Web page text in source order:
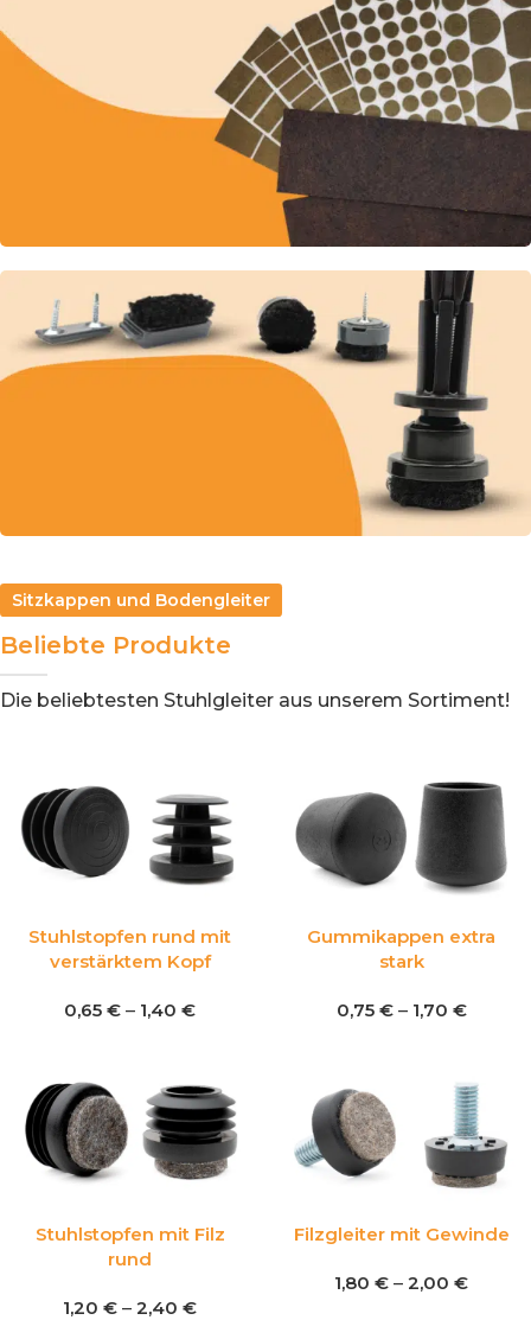
Zerkratzen Sie nie wieder Ihren
Wählen Sie einen Bodenschutz, der
wirklich funktioniert!
Um Ihnen die Wahl zu erleichtern
Selbstklebende Filze
Selbstklebende Filze
Scratchnomore
Der beste Schutz
Sitzkappen und Bodengleiter
Beliebte Produkte
Die beliebtesten Stuhlgleiter aus unserem Sortiment!
Stuhlstopfen rund mit
verstärktem Kopf
0,65 € – 1,40 €
Gummikappen extra
stark
0,75 € – 1,70 €
Stuhlstopfen mit Filz
rund
1,20 € – 2,40 €
Filzgleiter mit Gewinde
1,80 € – 2,00 €